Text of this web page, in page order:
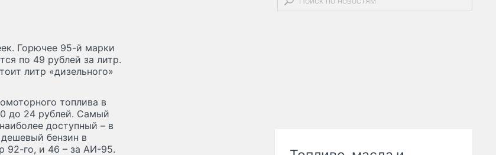
Горючее 95-й марки
по 49 рублей за литр.
литр «дизельного»
топлива в
до 24 рублей. Самый
доступный – в
бензин в
92-го, и 46 – за АИ-95.